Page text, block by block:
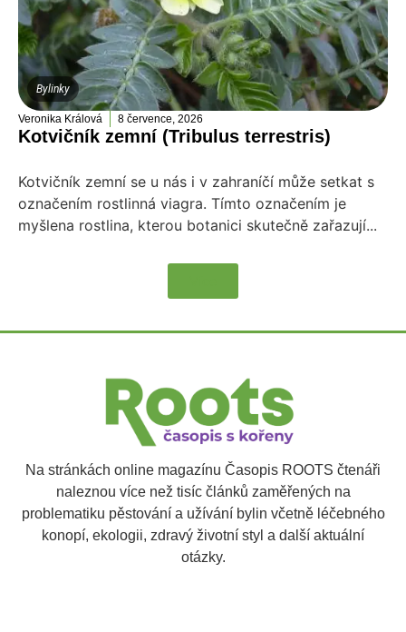
Bylinky
Veronika Králová 8 července, 2026
Kotvičník zemní (Tribulus terrestris)
Kotvičník zemní se u nás i v zahraníčí může setkat s
označením rostlinná viagra. Tímto označením je
myšlena rostlina, kterou botanici skutečně zařazují...
Na stránkách online magazínu Časopis ROOTS čtenáři
naleznou více než tisíc článků zaměřených na
problematiku pěstování a užívání bylin včetně léčebného
konopí, ekologii, zdravý životní styl a další aktuální
otázky.